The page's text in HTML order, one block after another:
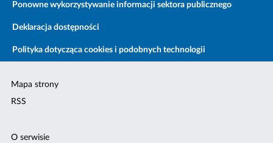
Ponowne wykorzystywanie informacji sektora publicznego
Deklaracja dostępności
Polityka dotycząca cookies i podobnych technologii
Mapa strony
RSS
O serwisie